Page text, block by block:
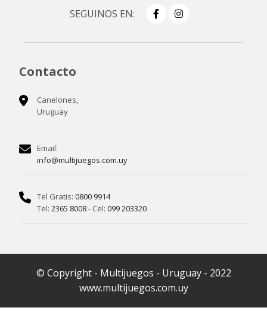
SEGUINOS EN:
Contacto
Canelones,
Uruguay
Email:
info@multijuegos.com.uy
Tel Gratis: 0800 9914
Tel: 2365 8008- Cel: 099 203320
© Copyright - Multijuegos - Uruguay - 2022
www.multijuegos.com.uy